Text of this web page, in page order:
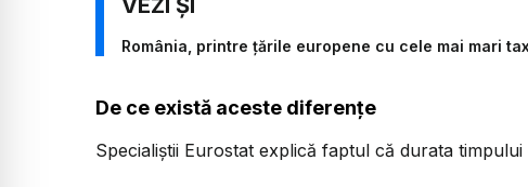
România, printre țările europene cu cele mai mari
De ce există aceste diferențe
Specialiștii Eurostat explică faptul că durata